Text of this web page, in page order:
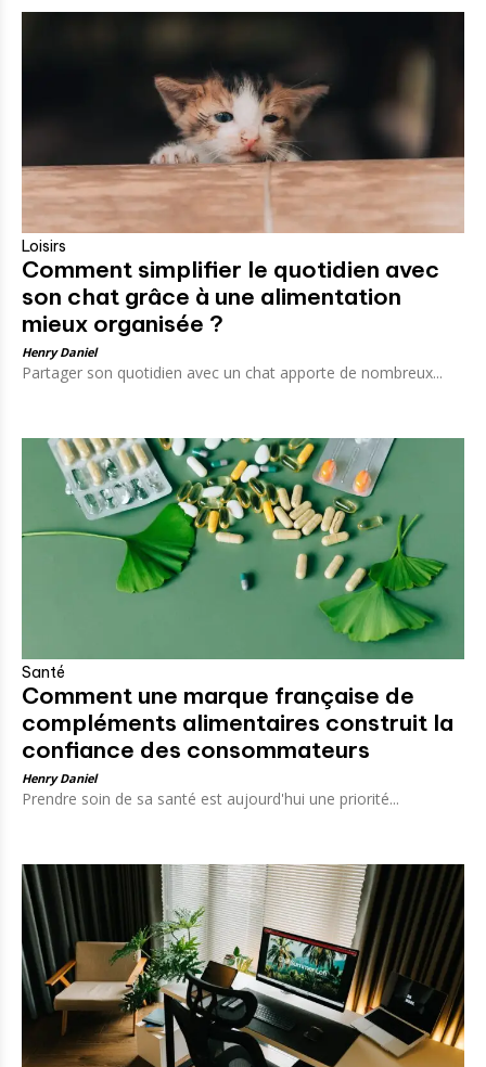
Loisirs
Comment simplifier le quotidien avec
son chat grâce à une alimentation
mieux organisée ?
Henry Daniel
Partager son quotidien avec un chat apporte de nombreux...
Santé
Comment une marque française de
compléments alimentaires construit la
confiance des consommateurs
Henry Daniel
Prendre soin de sa santé est aujourd'hui une priorité...